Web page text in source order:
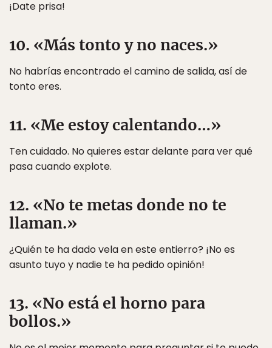
¡Date prisa!
10. «Más tonto y no naces.»
No habrías encontrado el camino de salida, así de
tonto eres.
11. «Me estoy calentando…»
Ten cuidado. No quieres estar delante para ver qué
pasa cuando explote.
12. «No te metas donde no te
llaman.»
¿Quién te ha dado vela en este entierro? ¡No es
asunto tuyo y nadie te ha pedido opinión!
13. «No está el horno para
bollos.»